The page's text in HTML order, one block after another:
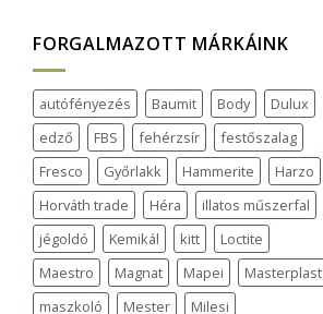
FORGALMAZOTT MÁRKÁINK
autófényezés Baumit Body
Dulux
edző
FBS fehérzsír
festőszalag
Fresco
Győrlakk Hammerite
Harzo
Horváth trade
Héra
illatos műszerfal
jégoldó
Kemikál kitt
Loctite
Maestro
Magnat Mapei
Masterplast
maszkoló
Mester
Milesi